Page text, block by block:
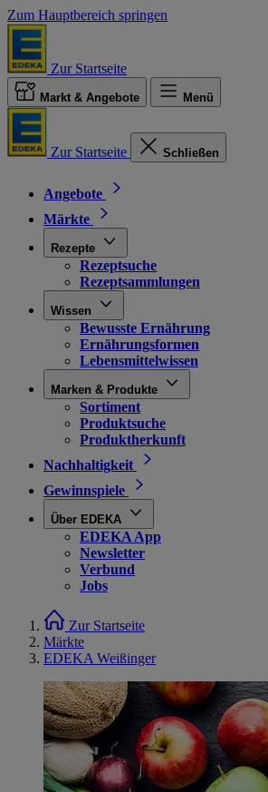
Zum Hauptbereich springen
Zur Startseite
Markt & Angebote Menü
Zur Startseite Schließen
Angebote
Märkte
Rezepte
Rezeptsuche
Rezeptsammlungen
Wissen
Bewusste Ernährung
Ernährungsformen
Lebensmittelwissen
Marken & Produkte
Sortiment
Produktsuche
Produktherkunft
Nachhaltigkeit
Gewinnspiele
Über EDEKA
EDEKA App
Newsletter
Verbund
Jobs
Zur Startseite
Märkte
EDEKA Weißinger